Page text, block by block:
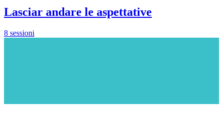
Lasciar andare le aspettative
8 sessioni